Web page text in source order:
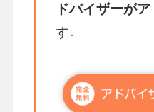
ドバイザーが
す。